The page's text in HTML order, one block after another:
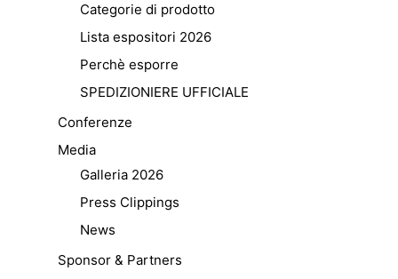
Categorie di prodotto
Lista espositori 2026
Perchè esporre
SPEDIZIONIERE UFFICIALE
Conferenze
Media
Galleria 2026
Press Clippings
News
Sponsor & Partners